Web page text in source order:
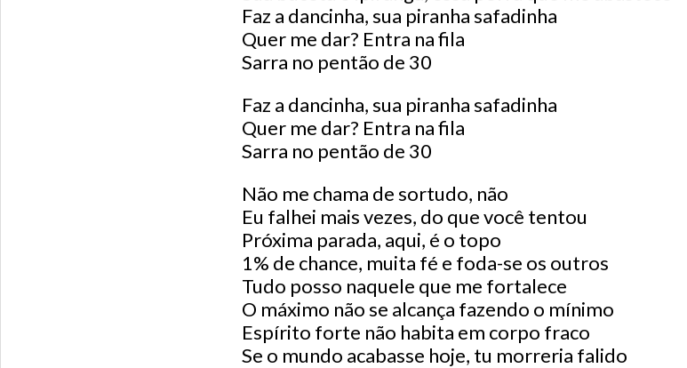
Faz a dancinha, sua piranha safadinha
Quer me dar? Entra na fila
Sarra no pentão de 30
Faz a dancinha, sua piranha safadinha
Quer me dar? Entra na fila
Sarra no pentão de 30
Não me chama de sortudo, não
Eu falhei mais vezes, do que você tentou
Próxima parada, aqui, é o topo
1% de chance, muita fé e foda-se os outros
Tudo posso naquele que me fortalece
O máximo não se alcança fazendo o mínimo
Espírito forte não habita em corpo fraco
Se o mundo acabasse hoje, tu morreria falido